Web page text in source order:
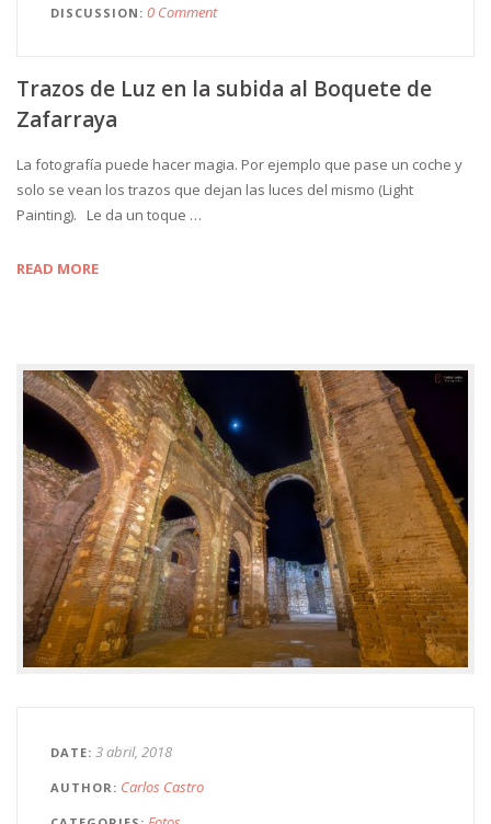
DISCUSSION 0 Comment
Trazos de Luz en la subida al Boquete de
Zafarraya
La fotografía puede hacer magia. Por ejemplo que pase un coche y
solo se vean los trazos que dejan las luces del mismo (Light
Painting). Le da un toque …
READ MORE
DATE 3 abril, 2018
AUTHOR Carlos Castro